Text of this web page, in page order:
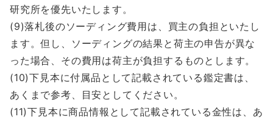
研究所を優先いたします。
(9)落札後のソーディング費用は、買主の負担といたし
ます。但し、ソーディングの結果と荷主の申告が異な
った場合、その費用は荷主が負担するものとします。
(10)下見本に付属品として記載されている鑑定書は、
あくまで参考、目安としてください。
(11)下見本に商品情報として記載されている金性は、あ